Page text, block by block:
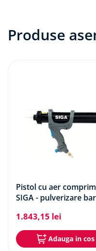
Produse
Pistol cu aer
SIGA - pulverizare
1.843,15 lei
Adauga in cos